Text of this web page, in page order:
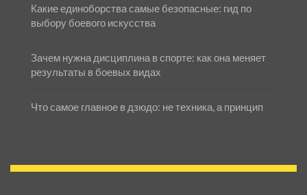
Какие единоборства самые безопасные: гид по
выбору боевого искусства
Зачем нужна дисциплина в спорте: как она меняет
результаты в боевых видах
Что самое главное в дзюдо: не техника, а принцип